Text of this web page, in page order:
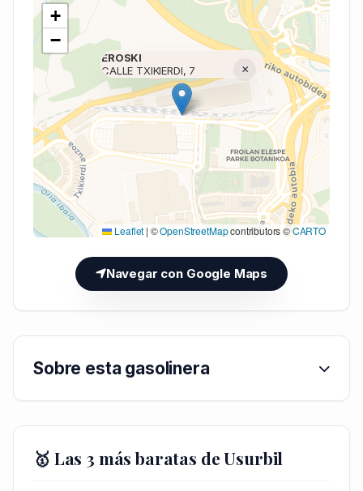
Cargando mapa (V7 Inline)...
EROSKI
CALLE TXIKIERDI, 7
×
+
−
Leaflet | ©OpenStreetMapcontributors ©CARTO
Navegar con Google Maps
Sobre esta gasolinera
🥇 Las 3 más baratas de Usurbil